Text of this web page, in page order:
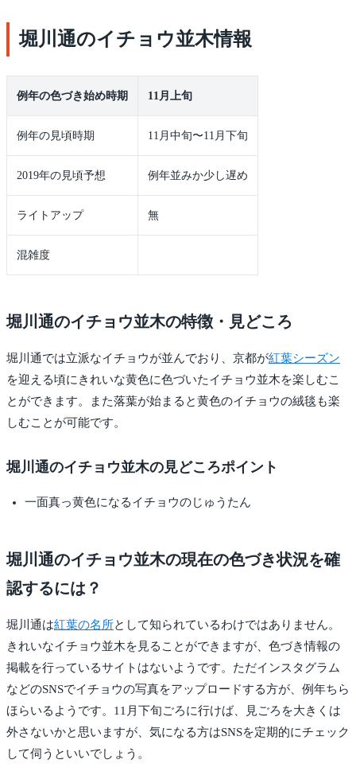
堀川通のイチョウ並木情報
例年の色づき始め時期 11月上旬
例年の見頃時期 11月中旬〜11月下旬
2019年の見頃予想 例年並みか少し遅め
ライトアップ 無
混雑度
堀川通のイチョウ並木の特徴・見どころ
堀川通では立派なイチョウが並んでおり、京都が紅葉シーズン
を迎える頃にきれいな黄色に色づいたイチョウ並木を楽しむこ
とができます。また落葉が始まると黄色のイチョウの絨毯も楽
しむことが可能です。
堀川通のイチョウ並木の見どころポイント
一面真っ黄色になるイチョウのじゅうたん
堀川通のイチョウ並木の現在の色づき状況を確
認するには？
堀川通は紅葉の名所として知られているわけではありません。
きれいなイチョウ並木を見ることができますが、色づき情報の
掲載を行っているサイトはないようです。ただインスタグラム
などのSNSでイチョウの写真をアップロードする方が、例年ちら
ほらいるようです。11月下旬ごろに行けば、見ごろを大きくは
外さないかと思いますが、気になる方はSNSを定期的にチェック
して伺うといいでしょう。